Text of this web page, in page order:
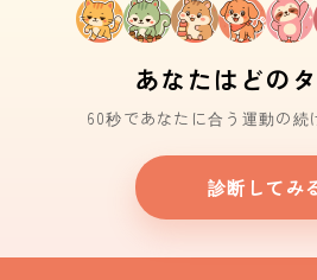
あなたはどの
60秒であなたに合う運動の続
診断してみ